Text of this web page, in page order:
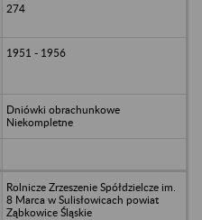
274
1951 - 1956
Dniówki obrachunkowe
Niekompletne
Rolnicze Zrzeszenie Spółdzielcze im.
8 Marca w Sulisłowicach powiat
Ząbkowice Śląskie